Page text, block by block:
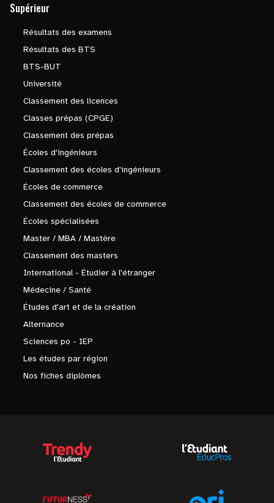
Supérieur
Résultats des examens
Résultats des BTS
BTS-BUT
Université
Classement des licences
Classes prépas (CPGE)
Classement des prépas
Écoles d'ingénieurs
Classement des écoles d'ingénieurs
Écoles de commerce
Classement des écoles de commerce
Écoles spécialisées
Master / MBA / Mastère
Classement des masters
International - Étudier à l'étranger
Médecine / Santé
Études d'art et de la création
Alternance
Sciences po - IEP
Les études par région
Nos fiches diplômes